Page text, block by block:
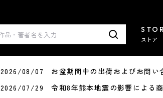
ストア
2026/08/07 お盆期間中の出荷およびお問い
2026/07/29 令和8年熊本地震の影響による商